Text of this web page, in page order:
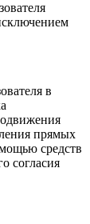
в
прямых
средств
согласия